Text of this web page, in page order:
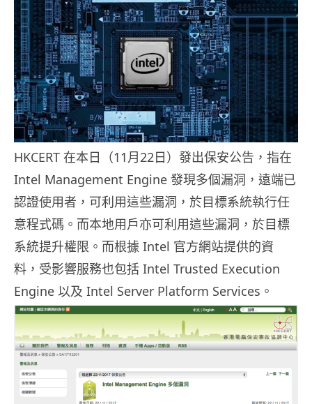
HKCERT 在本日（11月22日）發出保安公告，指在
Intel Management Engine 發現多個漏洞，遠端已
認證使用者，可利用這些漏洞，於目標系統執行任
意程式碼。而本地用戶亦可利用這些漏洞，於目標
系統提升權限。而根據 Intel 官方網站提供的資
料，受影響服務也包括 Intel Trusted Execution
Engine 以及 Intel Server Platform Services。